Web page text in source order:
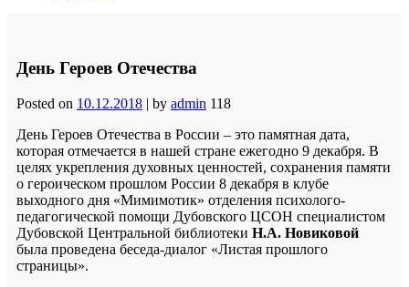
День Героев Отечества
Posted on 10.12.2018 | by admin 118
День Героев Отечества в России – это памятная дата,
которая отмечается в нашей стране ежегодно 9 декабря. В
целях укрепления духовных ценностей, сохранения памяти
о героическом прошлом России 8 декабря в клубе
выходного дня «Мимимотик» отделения психолого-
педагогической помощи Дубовского ЦСОН специалистом
Дубовской Центральной библиотеки Н.А. Новиковой
была проведена беседа-диалог «Листая прошлого
страницы».